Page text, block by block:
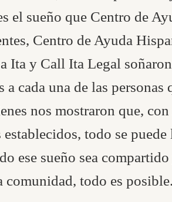
el sueño que Centro de
Centro de Ayuda
Ita y Call Ita Legal
a cada una de las personas
nos mostraron que,
establecidos, todo se
ese sueño sea
comunidad, todo es posible.